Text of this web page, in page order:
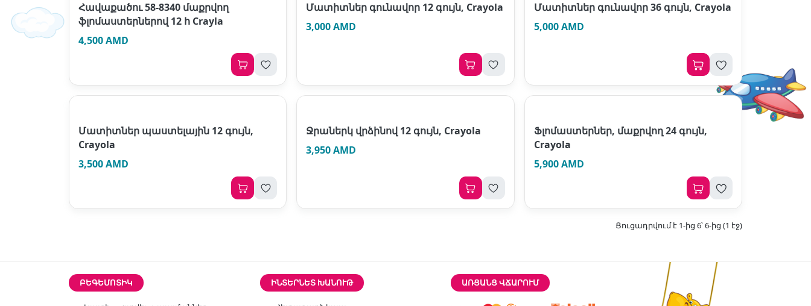
Հավաքածու 58-8340 մաքրվող
ֆլոմաստերներով 12 հ Crayla
4,500 AMD
Մատիտներ գունավոր 12 գույն, Crayola
3,000 AMD
Մատիտներ գունավոր 36 գույն, Crayola
5,000 AMD
Մատիտներ պաստելային 12 գույն,
Crayola
3,500 AMD
Ջրաներկ վրձինով 12 գույն, Crayola
3,950 AMD
Ֆլոմաստերներ, մաքրվող 24 գույն,
Crayola
5,900 AMD
Ցուցադրվում է 1-ից 6՝ 6-ից (1 էջ)
ԲԵԳԵՄՈՏԻԿ ԻՆՏԵՐՆԵՏ ԽԱՆՈՒԹ ԱՌՑԱՆՑ ՎՃԱՐՈՒՄ